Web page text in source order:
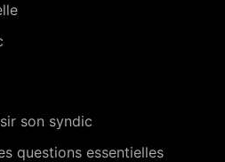
son syndic
questions essentielles